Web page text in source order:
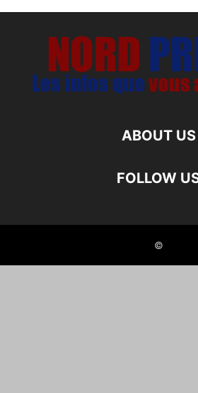
ABOUT US
FOLLOW
©